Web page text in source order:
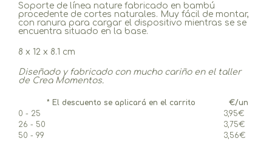
Soporte de línea nature fabricado en bambú
procedente de cortes naturales. Muy fácil de montar,
con ranura para cargar el dispositivo mientras se se
encuentra situado en la base.
8 x 12 x 8.1 cm
Diseñado y fabricado con mucho cariño en el taller
de Crea Momentos.
* El descuento se aplicará en el carrito
€/un
0 - 25
3,95€
26 - 50
3,75€
50 - 99
3,56€